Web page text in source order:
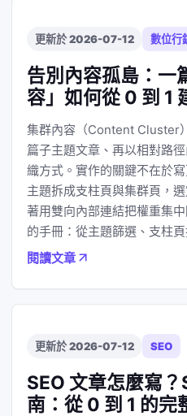
更新於 2026-07-12 數位行
告別內容孤島：一
容」如何從 0 到 1
集群內容（Content Cluster
篇子主題文章、再以相對路
織方式。實作的關鍵不在於
主題拆成支柱頁與集群頁，
著用雙向內部連結把權重集
的手冊：從主題篩選、支柱
閱讀文章
更新於 2026-07-12 SEO
SEO 文章怎麼寫
南：從 0 到 1 的完